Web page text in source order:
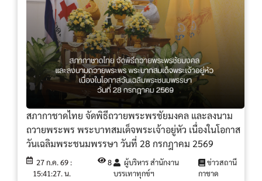
สภากาชาดไทย จัดพิธีถวายพระพรชัยมงคล และลงนาม
ถวายพระพร พระบาทสมเด็จพระเจ้าอยู่หัว เนื่องในโอกาส
วันเฉลิมพระชนมพรรษา วันที่ 28 กรกฎาคม 2569
27 ก.ค. 69 :
15:41:27. น.
8
ผู้บริหาร สำนักงาน
บรรเทาทุกข์ฯ
ข่าวสถานี
กาชาด